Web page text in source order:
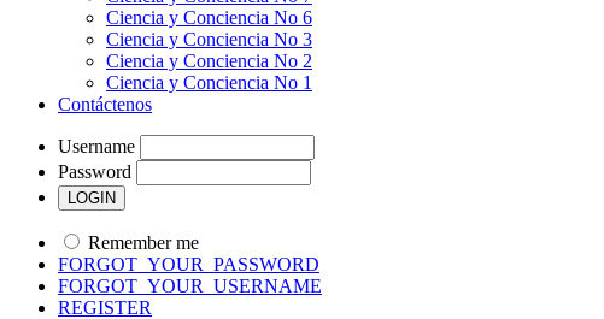
Ciencia y Conciencia No 6
Ciencia y Conciencia No 3
Ciencia y Conciencia No 2
Ciencia y Conciencia No 1
Contáctenos
Username
Password
Remember me
FORGOT_YOUR_PASSWORD
FORGOT_YOUR_USERNAME
REGISTER